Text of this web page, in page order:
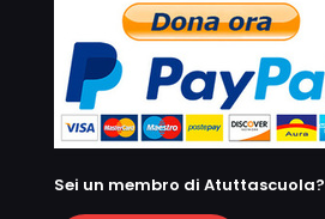
Sei un membro di Atuttascuola?